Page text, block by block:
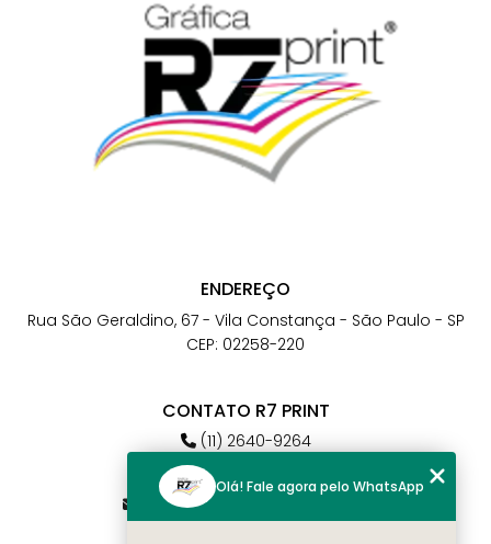
ENDEREÇO
Rua São Geraldino, 67 - Vila Constança - São Paulo - SP
CEP: 02258-220
CONTATO R7 PRINT
(11) 2640-9264
(11) 98784-6664
atendimento@r7print.com.br
Olá! Fale agora pelo WhatsApp